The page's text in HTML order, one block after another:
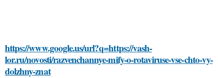
https://www.google.us/url?q=https://vash-
lor.ru/novosti/razvenchannye-mify-o-rotaviruse-vse-chto-vy-
dolzhny-znat